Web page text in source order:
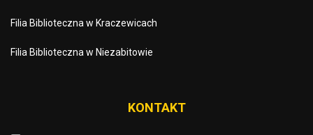
Filia Biblioteczna w Kraczewicach
Filia Biblioteczna w Niezabitowie
KONTAKT